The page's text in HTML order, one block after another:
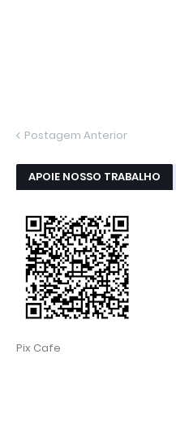
Postagem Anterior
APOIE NOSSO TRABALHO
Pix Cafe